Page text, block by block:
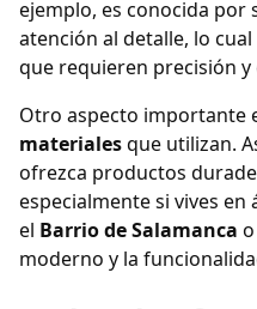
ejemplo, es conocida por
atención al detalle, lo
que requieren precisión y
Otro aspecto importante
materialesque utilizan.
ofrezca productos
especialmente si vives
el Barrio de Salamanca o
moderno y la